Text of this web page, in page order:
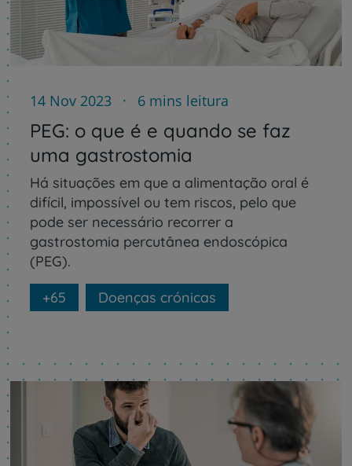
14 Nov 2023 6 mins leitura
PEG: o que é e quando se faz
uma gastrostomia
Há situações em que a alimentação oral é
difícil, impossível ou tem riscos, pelo que
pode ser necessário recorrer a
gastrostomia percutânea endoscópica
(PEG).
+65
Doenças crónicas